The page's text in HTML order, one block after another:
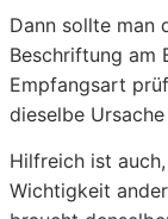
Dann sollte man
Beschriftung am
Empfangsart
dieselbe
Hilfreich ist
Wichtigkeit